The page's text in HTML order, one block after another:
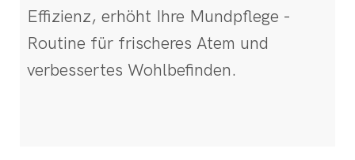
Effizienz, erhöht Ihre Mundpflege -
Routine für frischeres Atem und
verbessertes Wohlbefinden.